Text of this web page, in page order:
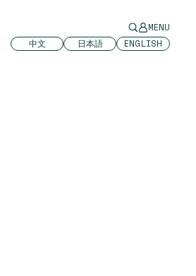
MENU
中文
日本語 ENGLISH